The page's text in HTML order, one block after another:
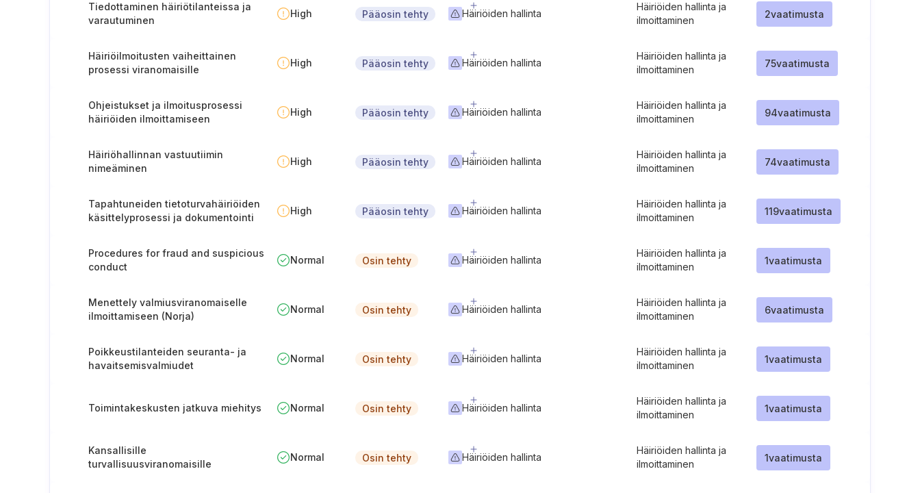
Tiedottaminen häiriötilanteissa ja
varautuminen
High Pääosin tehty Häiriöiden hallinta
Häiriöiden hallinta ja
ilmoittaminen
2vaatimusta
Häiriöilmoitusten vaiheittainen
prosessi viranomaisille
High Pääosin tehty Häiriöiden hallinta
Häiriöiden hallinta ja
ilmoittaminen
75vaatimusta
Ohjeistukset ja ilmoitusprosessi
häiriöiden ilmoittamiseen
High Pääosin tehty Häiriöiden hallinta
Häiriöiden hallinta ja
ilmoittaminen
94vaatimusta
Häiriöhallinnan vastuutiimin
nimeäminen
High Pääosin tehty Häiriöiden hallinta
Häiriöiden hallinta ja
ilmoittaminen
74vaatimusta
Tapahtuneiden tietoturvahäiriöiden
käsittelyprosessi ja dokumentointi
High Pääosin tehty Häiriöiden hallinta
Häiriöiden hallinta ja
ilmoittaminen
119vaatimusta
Procedures for fraud and suspicious
conduct
Normal Osin tehty Häiriöiden hallinta
Häiriöiden hallinta ja
ilmoittaminen
1vaatimusta
Menettely valmiusviranomaiselle
ilmoittamiseen (Norja)
Normal Osin tehty Häiriöiden hallinta
Häiriöiden hallinta ja
ilmoittaminen
6vaatimusta
Poikkeustilanteiden seuranta- ja
havaitsemisvalmiudet
Normal Osin tehty Häiriöiden hallinta
Häiriöiden hallinta ja
ilmoittaminen
1vaatimusta
Toimintakeskusten jatkuva miehitys Normal Osin tehty Häiriöiden hallinta
Häiriöiden hallinta ja
ilmoittaminen
1vaatimusta
Kansallisille
turvallisuusviranomaisille
Normal Osin tehty Häiriöiden hallinta
Häiriöiden hallinta ja
ilmoittaminen
1vaatimusta